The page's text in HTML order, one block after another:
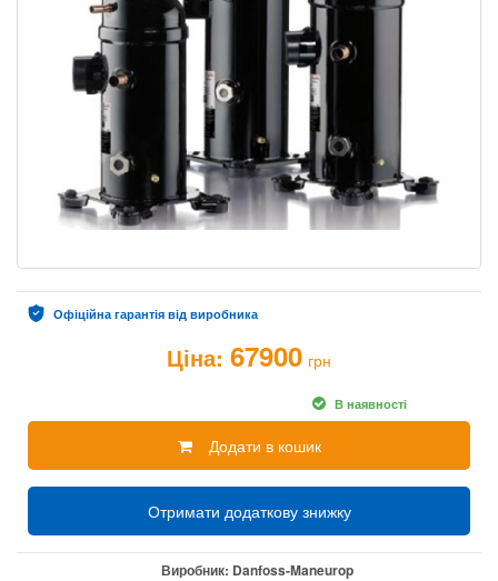
Офіційна гарантія від виробника
Ціна: 67900 грн
В наявності
Додати в кошик
Отримати додаткову знижку
Виробник: Danfoss-Maneurop